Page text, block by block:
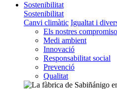
Sostenibilitat
Sostenibilitat
Canvi climàtic Igualtat i
Els nostres
Medi ambient
Innovació
Responsabilitat social
Prevenció
Qualitat